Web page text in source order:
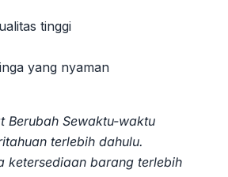
Rp450.000.
tinggi
yang nyaman
Berubah Sewaktu-waktu
terlebih dahulu.
ketersediaan barang terlebih